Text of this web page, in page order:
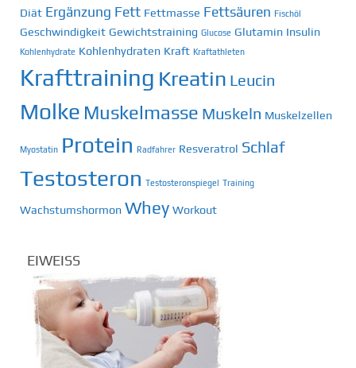
Diät Ergänzung Fett Fettmasse Fettsäuren Fischöl
Geschwindigkeit Gewichtstraining Glucose Glutamin Insulin
Kohlenhydrate Kohlenhydraten Kraft Kraftathleten
Krafttraining Kreatin Leucin
Molke Muskelmasse Muskeln Muskelzellen
Myostatin Protein Radfahrer Resveratrol Schlaf
Testosteron Testosteronspiegel Training
Wachstumshormon Whey Workout
EIWEISS